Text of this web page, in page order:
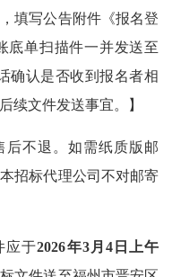
填写公告附件《报名登
底单扫描件一并发送至
确认是否收到报名者相
续文件发送事宜。】
不退。如需纸质版邮
招标代理公司不对邮寄
应于2026年3月4日
上午